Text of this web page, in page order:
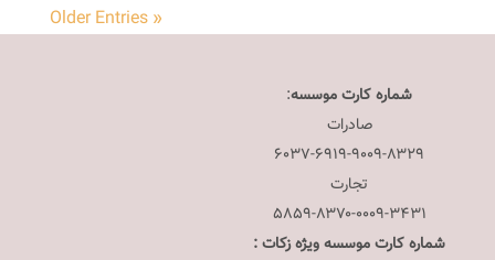
« Older Entries
شماره کارت موسسه:
صادرات
۶۰۳۷-۶۹۱۹-۹۰۰۹-۸۳۲۹
تجارت
۵۸۵۹-۸۳۷۰-۰۰۰۹-۳۴۳۱
شماره کارت موسسه ویژه زکات :